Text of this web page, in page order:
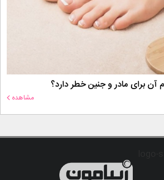
آن برای مادر و جنین خطر دارد؟
مشاهده